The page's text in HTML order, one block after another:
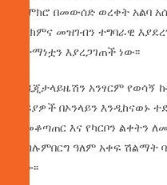
ተሞክሮ በመውሰድ ወረቀት አልባ
የህክምና መዝገብን ተግባራዊ
ከተማነቷን እያረጋገጠች ነው፡፡
ከዲጂታላይዜሽን አንፃርም የወሳኝ
ክፍያዎች በኦንላይን እንዲከናወኑ
ለመቆጣጠር እና የካርቦን ልቀትን
የብሉምበርግ ዓለም አቀፍ
ነው፡፡